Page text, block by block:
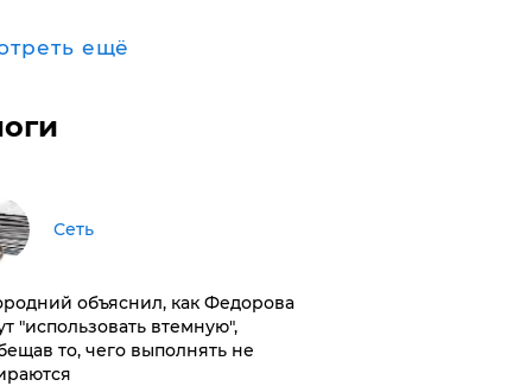
ещё
Сеть
объяснил, как Федорова
"использовать втемную",
то, чего выполнять не